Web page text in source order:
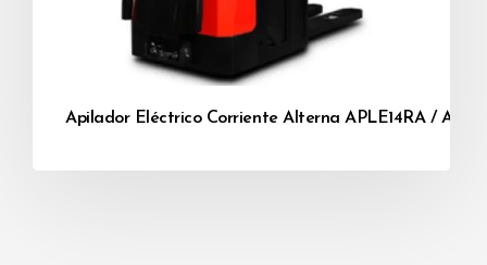
Apilador Eléctrico Corriente Alterna APLE14RA /